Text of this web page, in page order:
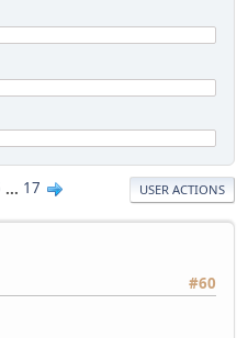
... 17 USER ACTIONS
#60